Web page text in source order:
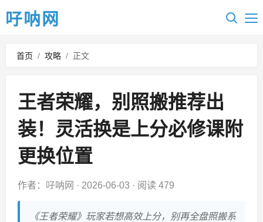
吇呐网
首页 / 攻略 / 正文
王者荣耀，别照搬推荐出
装！灵活换是上分必修课附
更换位置
作者：吇呐网 · 2026-06-03 · 阅读 479
《王者荣耀》玩家若想高效上分，别再全盘照搬系